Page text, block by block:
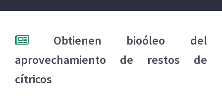
Obtienen bioóleo del
aprovechamiento de restos de
cítricos